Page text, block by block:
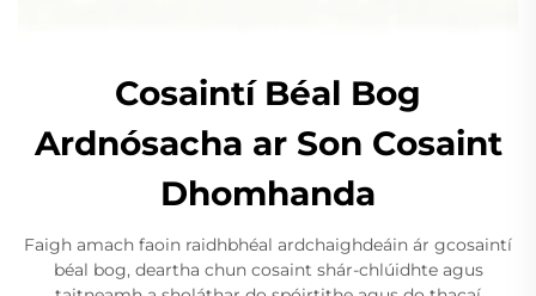
Cosaintí Béal Bog
Ardnósacha ar Son Cosaint
Dhomhanda
Faigh amach faoin raidhbhéal ardchaighdeáin ár gcosaintí
béal bog, deartha chun cosaint shár-chlúidhte agus